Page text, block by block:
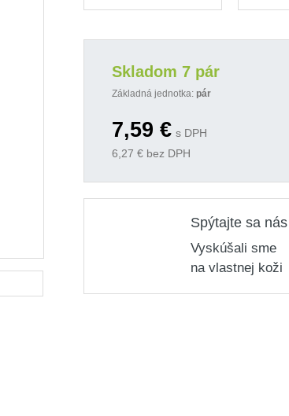
Skladom 7 pár
Základná jednotka: pár
7,59 € s DPH
6,27 € bez DPH
Spýtajte sa nás
Vyskúšali sme
na vlastnej koži